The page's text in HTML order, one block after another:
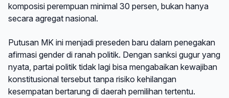
komposisi perempuan minimal 30 persen, bukan hanya
secara agregat nasional.
Putusan MK ini menjadi preseden baru dalam penegakan
afirmasi gender di ranah politik. Dengan sanksi gugur yang
nyata, partai politik tidak lagi bisa mengabaikan kewajiban
konstitusional tersebut tanpa risiko kehilangan
kesempatan bertarung di daerah pemilihan tertentu.